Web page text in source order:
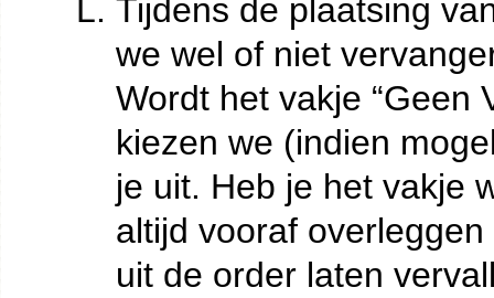
Tijdens de plaatsing
we wel of niet
Wordt het vakje “Geen
kiezen we (indien
je uit. Heb je het vakje
altijd vooraf
uit de order laten